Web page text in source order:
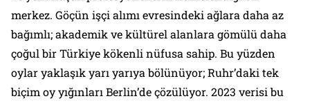
merkez. Göçün işçi alımı evresindeki ağlara daha az
bağımlı; akademik ve kültürel alanlara gömülü daha
çoğul bir Türkiye kökenli nüfusa sahip. Bu yüzden
oylar yaklaşık yarı yarıya bölünüyor; Ruhr’daki tek
biçim oy yığınları Berlin’de çözülüyor. 2023 verisi bu